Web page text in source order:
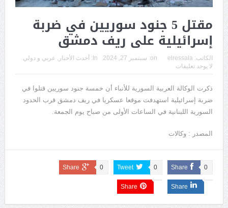
مقتل 5 جنود سوريين في ضربة
إسرائيلية على ريف دمشق
الكاتب: elressala
on: سبتمبر 27, 2024 In: أحدث الأخبار
عربي و دولي
لا يوجد تعليقات
ذكرت الوكالة العربية السورية للأنباء أن خمسة جنود سوريين قتلوا في
ضربة إسرائيلية استهدفت موقعا عسكريا في ريف دمشق قرب الحدود
السورية اللبنانية في الساعات الأولى من صباح يوم الجمعة.
المصدر : وكالات
Share 0
Tweet 0
Share 0
Share
Share